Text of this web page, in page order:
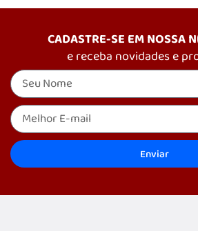
CADASTRE-SE EM NOSSA
e receba novidades e
Enviar